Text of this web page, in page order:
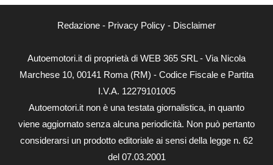
Redazione - Privacy Policy - Disclaimer
Autoemotori.it di proprietà di WEB 365 SRL - Via Nicola
Marchese 10, 00141 Roma (RM) - Codice Fiscale e Partita
I.V.A. 12279101005
Autoemotori.it non è una testata giornalistica, in quanto
viene aggiornato senza alcuna periodicità. Non può pertanto
considerarsi un prodotto editoriale ai sensi della legge n. 62
del 07.03.2001